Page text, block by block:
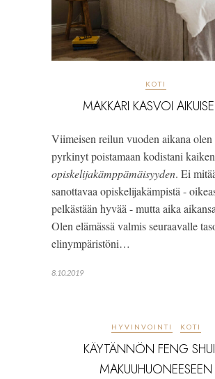
KOTI
MAKKARI KASVOI
Viimeisen reilun vuoden aikana olen
opiskelijakämppämäisyyden. Ei
sanottavaa opiskelijakämpistä -
pelkästään hyvää - mutta aika
Olen elämässä valmis seuraavalle
elinympäristöni…
8.10.2019
HYVINVOINTI KOTI
KÄYTÄNNÖN FENG
MAKUUHUONEESEEN